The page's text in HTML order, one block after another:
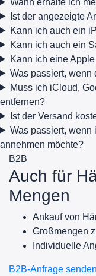
Ist der angezeigte
Kann ich auch ein
Kann ich auch ein
Kann ich eine
Was passiert, wenn
Muss ich iCloud,
entfernen?
Ist der Versand
Was passiert, wenn
annehmen möchte?
B2B
Auch für
Mengen
Ankauf von
Großmengen
Individuelle
B2B-Anfrage senden